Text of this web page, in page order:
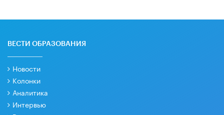
ВЕСТИ ОБРАЗОВАНИЯ
Новости
Колонки
Аналитика
Интервью